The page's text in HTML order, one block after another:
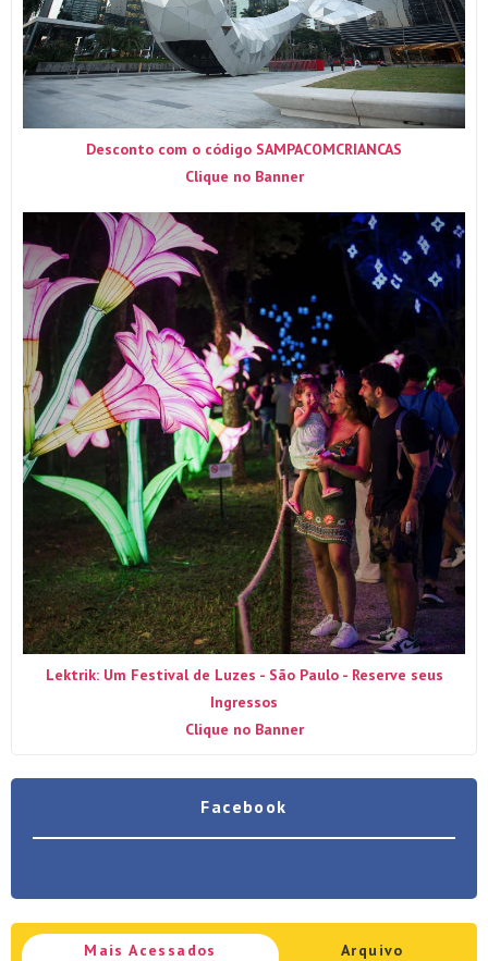
Desconto com o código SAMPACOMCRIANCAS
Clique no Banner
Lektrik: Um Festival de Luzes - São Paulo - Reserve seus
Ingressos
Clique no Banner
Facebook
Mais Acessados Arquivo